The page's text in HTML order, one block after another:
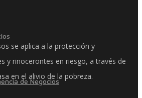
de Negocios
se aplica a la protección y
y rinocerontes en riesgo, a través de
en el alivio de la pobreza.